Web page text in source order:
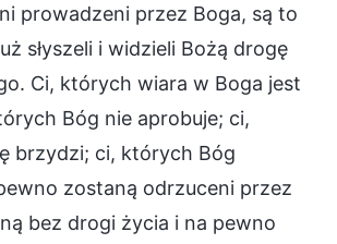
prowadzeni przez Boga, są to
słyszeli i widzieli Bożą drogę
Ci, których wiara w Boga jest
Bóg nie aprobuje; ci,
brzydzi; ci, których Bóg
zostaną odrzuceni przez
bez drogi życia i na pewno